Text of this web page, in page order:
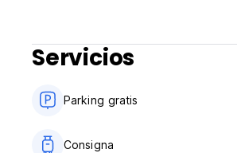
Servicios
Parking gratis
Consigna